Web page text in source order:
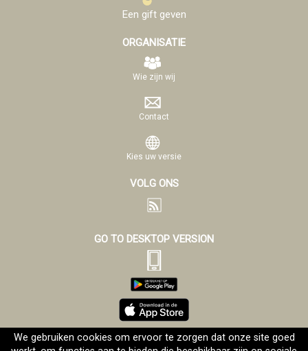
Een gift geven
ORGANISATIE
Wie zijn wij
Contact
Kies uw versie
VOLG ONS
GO TO DESKTOP VERSION
We gebruiken cookies om ervoor te zorgen dat onze site goed